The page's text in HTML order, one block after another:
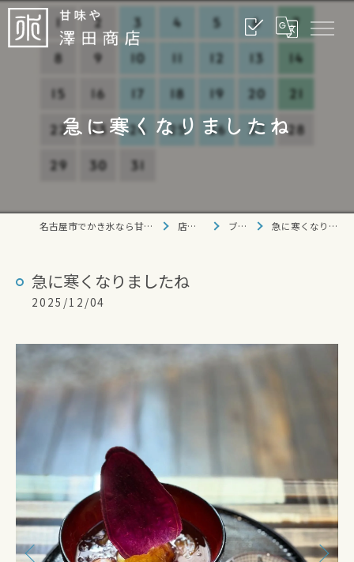
急に寒くなりましたね
名古屋市でかき氷なら甘味や 澤田商店 店舗情報 ブログ 急に寒くなりましたね
急に寒くなりましたね
2025/12/04